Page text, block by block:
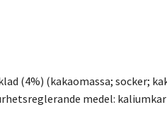
(4%) (kakaomassa; socker;
medel: